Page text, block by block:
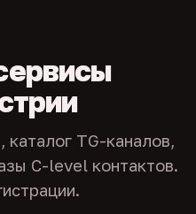
каталог TG-каналов,
C-level контактов.